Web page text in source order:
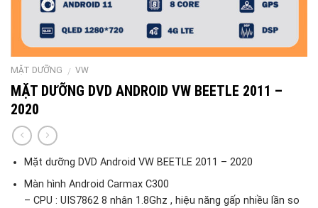
MẶT DƯỠNG / VW
MẶT DƯỠNG DVD ANDROID VW BEETLE 2011 –
2020
Mặt dưỡng DVD Android VW BEETLE 2011 – 2020
Màn hình Android Carmax C300
– CPU : UIS7862 8 nhân 1.8Ghz , hiệu năng gấp nhiều lần so